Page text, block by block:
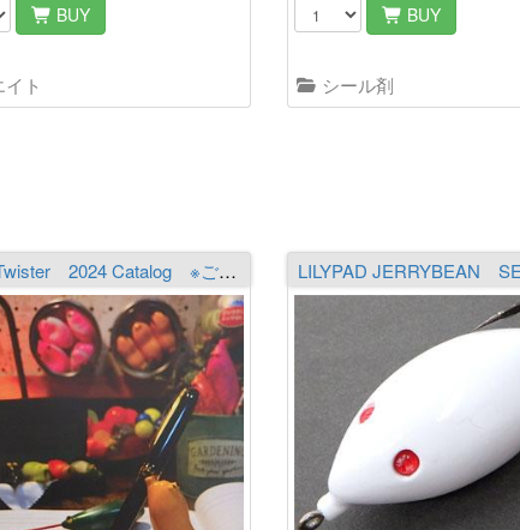
BUY
ト
BUY
シール剤
Ratty Twister 2024 Catalog ※ご注文はおひとり様1部までとなります。必ず商品詳細をご覧の上ご注文下さい。